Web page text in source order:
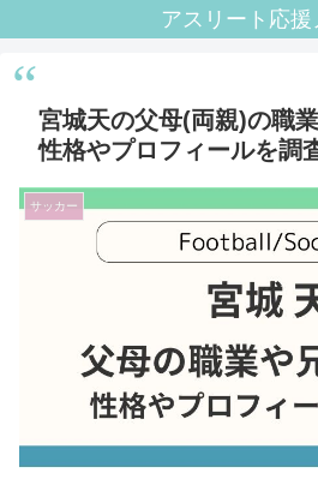
アスリート応援
宮城天の父母(両親)の職
性格やプロフィールを調
サッカー